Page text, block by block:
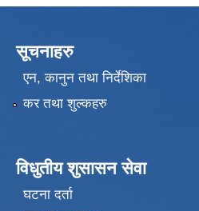
सूचनाहरु
एन, कानुन तथा निर्देशिका
कर तथा शुल्कहरु
विधुतीय शुसासन सेवा
घटना दर्ता